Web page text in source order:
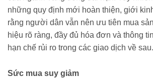
những quy định mới hoàn thiện, giới
rằng người dân vẫn nên ưu tiên mua
hiệu rõ ràng, đầy đủ hóa đơn và thông
hạn chế rủi ro trong các giao dịch về sau.
Sức mua suy giảm